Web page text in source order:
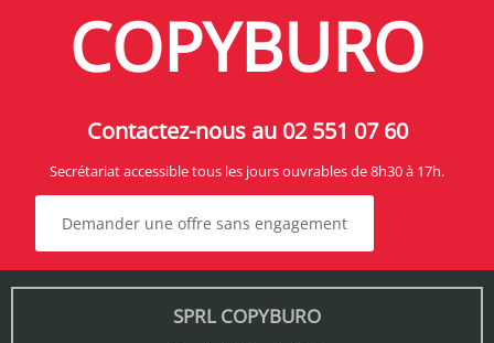
COPYBURO
Contactez-nous au 02 551 07 60
Secrétariat accessible tous les jours ouvrables de 8h30 à 17h.
Demander une offre sans engagement
SPRL COPYBURO